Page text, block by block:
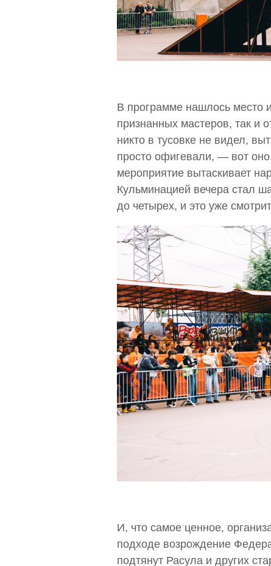
В программе нашлось место
признанных мастеров, так и
никто в тусовке не видел,
просто офигевали, — вот
мероприятие вытаскивает
Кульминацией вечера стал
до четырех, и это уже
И, что самое ценное,
подходе возрождение
подтянут Расула и других